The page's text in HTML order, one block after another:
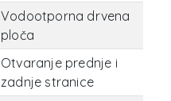
Vodootporna drvena
ploča
Otvaranje prednje i
zadnje stranice